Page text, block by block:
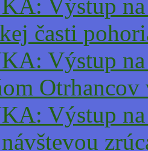
Výstup
časti
Výstup
Otrhancov
Výstup